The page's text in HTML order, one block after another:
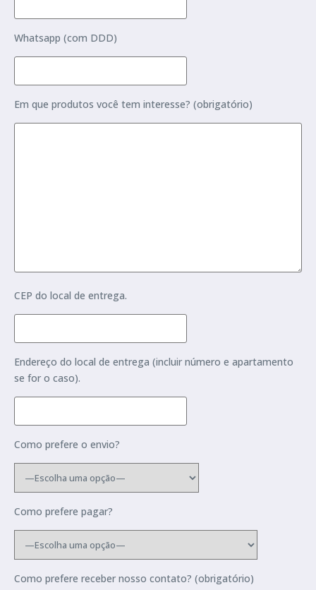
Whatsapp (com DDD)
Em que produtos você tem interesse? (obrigatório)
CEP do local de entrega.
Endereço do local de entrega (incluir número e apartamento
se for o caso).
Como prefere o envio?
Como prefere pagar?
Como prefere receber nosso contato? (obrigatório)